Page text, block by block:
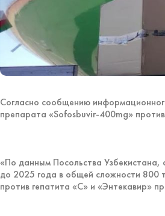
Согласно сообщению
препарата «Sofosbuvir-400mg»
«По данным Посольства Узбекистана,
до 2025 года в общей сложности 800
против гепатита «С» и «Энтекавир»